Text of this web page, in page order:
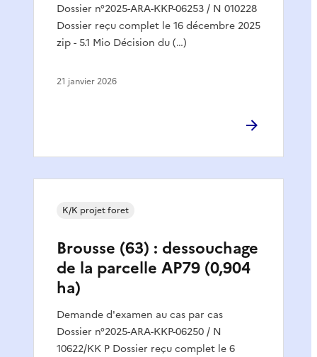
Dossier n°2025-ARA-KKP-06253 / N 010228
Dossier reçu complet le 16 décembre 2025
zip - 5.1 Mio Décision du (…)
21 janvier 2026
Brousse (63) : dessouchage
de la parcelle AP79 (0,904
ha)
Demande d'examen au cas par cas
Dossier n°2025-ARA-KKP-06250 / N
10622/KK P Dossier reçu complet le 6
K/K projet foret